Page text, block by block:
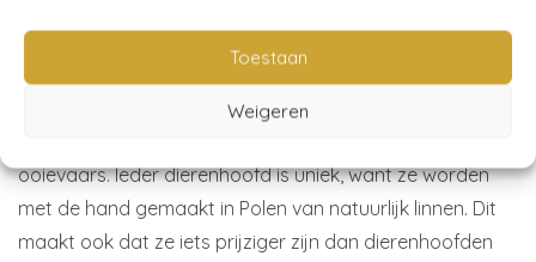
Toestaan
Weigeren
van Love Me Decoration te bekijken. Ze geven de
babykamer een magische uitstraling en de kinderkamer
wordt een plek van dromen en fantasie. De circus
ooievaars. Ieder dierenhoofd is uniek, want ze worden
met de hand gemaakt in Polen van natuurlijk linnen. Dit
maakt ook dat ze iets prijziger zijn dan dierenhoofden